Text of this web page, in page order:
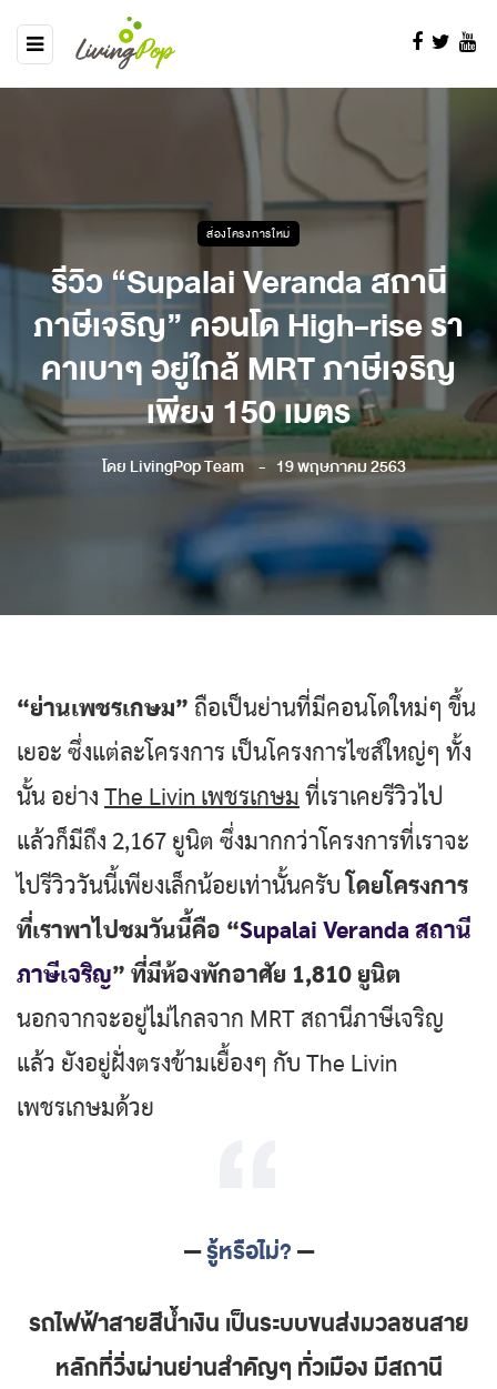
ส่องโครงการใหม่
รีวิว “Supalai Veranda สถานี
ภาษีเจริญ” คอนโด High-rise รา
คาเบาๆ อยู่ใกล้ MRT ภาษีเจริญ
เพียง 150 เมตร
โดย LivingPop Team 19 พฤษภาคม 2563
“ย่านเพชรเกษม” ถือเป็นย่านที่มีคอนโดใหม่ๆ ขึ้น
เยอะ ซึ่งแต่ละโครงการ เป็นโครงการไซส์ใหญ่ๆ ทั้ง
นั้น อย่าง
The Livin เพชรเกษม ที่เราเคยรีวิวไป
แล้วก็มีถึง 2,167 ยูนิต ซึ่งมากกว่าโครงการที่เราจะ
ไปรีวิววันนี้เพียงเล็กน้อยเท่านั้นครับ โดยโครงการ
ที่เราพาไปชมวันนี้คือ “Supalai Veranda สถานี
ภาษีเจริญ” ที่มีห้องพักอาศัย 1,810 ยูนิต
นอกจากจะอยู่ไม่ไกลจาก MRT สถานีภาษีเจริญ
แล้ว ยังอยู่ฝั่งตรงข้ามเยื้องๆ กับ The Livin
เพชรเกษมด้วย
—รู้หรือไม่?—
รถไฟฟ้าสายสีน้ำเงิน เป็นระบบขนส่งมวลชนสาย
หลักที่วิ่งผ่านย่านสำคัญๆ ทั่วเมือง มีสถานี